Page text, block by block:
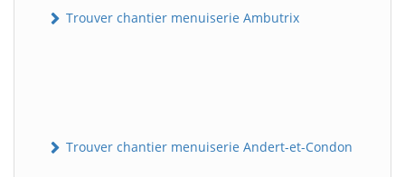
Trouver chantier menuiserie Ambutrix
Trouver chantier menuiserie Andert-et-Condon